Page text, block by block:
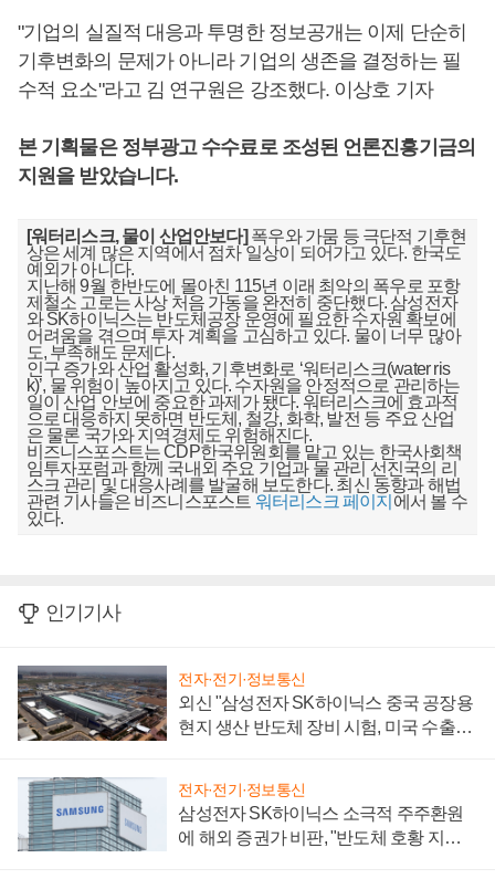
"기업의 실질적 대응과 투명한 정보공개는 이제 단순히
기후변화의 문제가 아니라 기업의 생존을 결정하는 필
수적 요소"라고 김 연구원은 강조했다. 이상호 기자
본 기획물은 정부광고 수수료로 조성된 언론진흥기금의
지원을 받았습니다.
[워터리스크, 물이 산업안보다] 폭우와 가뭄 등 극단적 기후현
상은 세계 많은 지역에서 점차 일상이 되어가고 있다. 한국도
예외가 아니다.
지난해 9월 한반도에 몰아친 115년 이래 최악의 폭우로 포항
제철소 고로는 사상 처음 가동을 완전히 중단했다. 삼성전자
와 SK하이닉스는 반도체공장 운영에 필요한 수자원 확보에
어려움을 겪으며 투자 계획을 고심하고 있다. 물이 너무 많아
도, 부족해도 문제다.
인구 증가와 산업 활성화, 기후변화로 ‘워터리스크(water ris
k)’, 물 위험이 높아지고 있다. 수자원을 안정적으로 관리하는
일이 산업 안보에 중요한 과제가 됐다. 워터리스크에 효과적
으로 대응하지 못하면 반도체, 철강, 화학, 발전 등 주요 산업
은 물론 국가와 지역경제도 위험해진다.
비즈니스포스트는 CDP한국위원회를 맡고 있는 한국사회책
임투자포럼과 함께 국내외 주요 기업과 물 관리 선진국의 리
스크 관리 및 대응사례를 발굴해 보도한다. 최신 동향과 해법
관련 기사들은 비즈니스포스트 워터리스크 페이지 에서 볼 수
있다.
인기기사
전자·전기·정보통신
외신 "삼성전자 SK하이닉스 중국 공장용
현지 생산 반도체 장비 시험, 미국 수출통
전자·전기·정보통신
삼성전자 SK하이닉스 소극적 주주환원
에 해외 증권가 비판, "반도체 호황 지속